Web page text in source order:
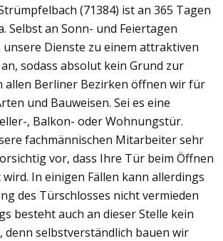
(71384) ist an 365 Tagen
Selbst an Sonn- und Feiertagen
Dienste zu einem attraktiven
sodass absolut kein Grund zur
allen Berliner Bezirken öffnen wir für
und Bauweisen. Sei es eine
, Balkon- oder Wohnungstür.
fachmännischen Mitarbeiter sehr
vor, dass Ihre Tür beim Öffnen
In einigen Fällen kann allerdings
des Türschlosses nicht vermieden
besteht auch an dieser Stelle kein
denn selbstverständlich bauen wir